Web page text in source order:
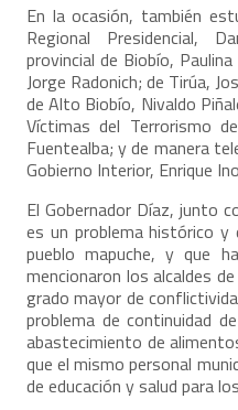
En la ocasión, también
Regional Presidencial,
provincial de Biobío,
Jorge Radonich; de Tirúa,
de Alto Biobío, Nivaldo
Víctimas del Terrorismo
Fuentealba; y de manera
Gobierno Interior, Enrique
El Gobernador Díaz, junto
es un problema histórico y
pueblo mapuche, y que
mencionaron los alcaldes
grado mayor de
problema de continuidad
abastecimiento de
que el mismo personal
de educación y salud para